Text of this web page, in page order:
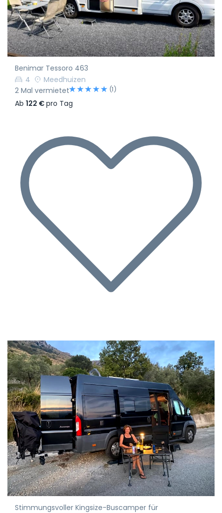
Benimar Tessoro 463
4
Meedhuizen
2 Mal vermietet
(1)
Ab 122 €pro Tag
Stimmungsvoller Kingsize-Buscamper für